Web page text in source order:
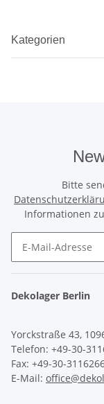
Kategorien
Bitte
Informationen
Dekolager Berlin
Yorckstraße 43,
Telefon: +49-30-
Fax: +49-30-
E-Mail: